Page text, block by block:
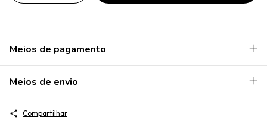
Meios de pagamento
Meios de envio
Compartilhar